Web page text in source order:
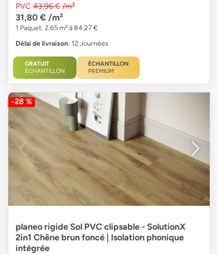
PVC 43,96 € /m²
31,80 € /m²
1 Paquet: 2,65 m² à 84,27 €
Délai de livraison: 12 Journées
GRATUIT
ÉCHANTILLON
ÉCHANTILLON
PREMIUM
-28 %
planeo rigide Sol PVC clipsable - SolutionX
2in1 Chêne brun foncé | Isolation phonique
intégrée